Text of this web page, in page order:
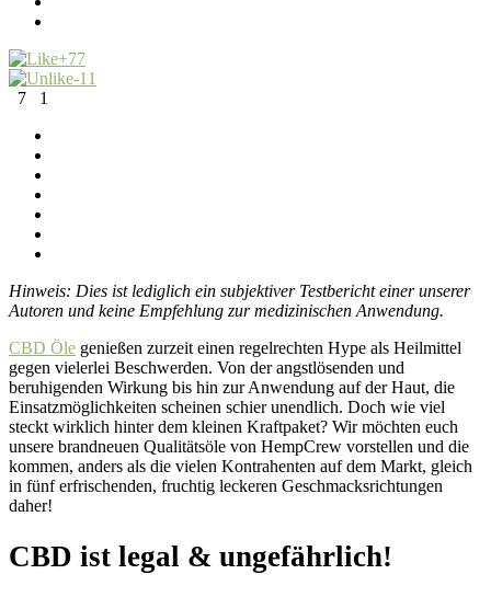
+77
-1 1
7
1
Hinweis: Dies ist lediglich ein subjektiver Testbericht einer unserer
Autoren und keine Empfehlung zur medizinischen Anwendung.
CBD Öle genießen zurzeit einen regelrechten Hype als Heilmittel
gegen vielerlei Beschwerden. Von der angstlösenden und
beruhigenden Wirkung bis hin zur Anwendung auf der Haut, die
Einsatzmöglichkeiten scheinen schier unendlich. Doch wie viel
steckt wirklich hinter dem kleinen Kraftpaket? Wir möchten euch
unsere brandneuen Qualitätsöle von HempCrew vorstellen und die
kommen, anders als die vielen Kontrahenten auf dem Markt, gleich
in fünf erfrischenden, fruchtig leckeren Geschmacksrichtungen
daher!
CBD ist legal & ungefährlich!